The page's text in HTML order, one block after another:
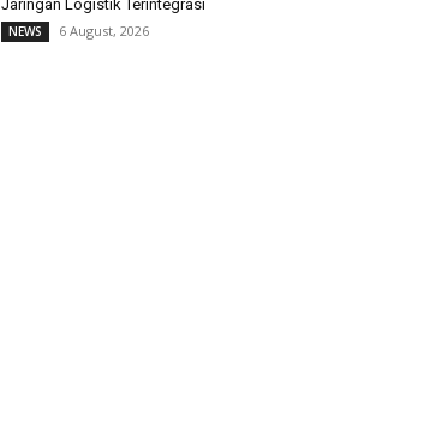
Jaringan Logistik Terintegrasi
NEWS 6 August, 2026